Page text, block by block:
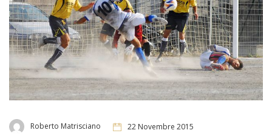
Roberto Matrisciano 22 Novembre 2015